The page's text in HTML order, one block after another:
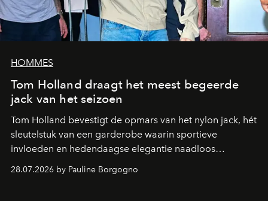
HOMMES
Tom Holland draagt het meest begeerde
jack van het seizoen
Tom Holland bevestigt de opmars van het nylon jack, hét
sleutelstuk van een garderobe waarin sportieve
invloeden en hedendaagse elegantie naadloos
samenkomen.
28.07.2026 by Pauline Borgogno